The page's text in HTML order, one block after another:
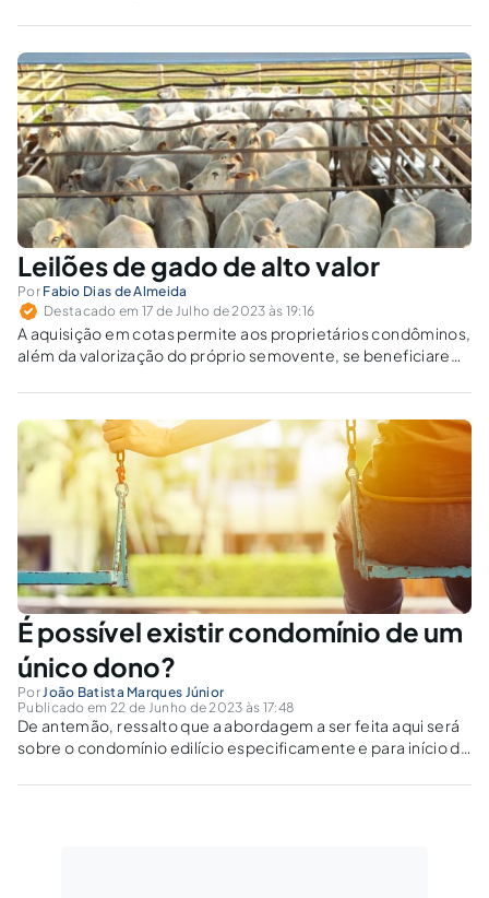
3.629/2003?
Leilões de gado de alto valor
Por Fabio Dias de Almeida
Destacado em 17 de Julho de 2023 às 19:16
A aquisição em cotas permite aos proprietários condôminos,
além da valorização do próprio semovente, se beneficiarem
É possível existir condomínio de um
único dono?
PorJoão Batista Marques Júnior
Publicado em 22 de Junho de 2023 às 17:48
De antemão, ressalto que a abordagem a ser feita aqui será
sobre o condomínio edilício especificamente e para início da
compreender a etimologia da palavra condomínio e do que